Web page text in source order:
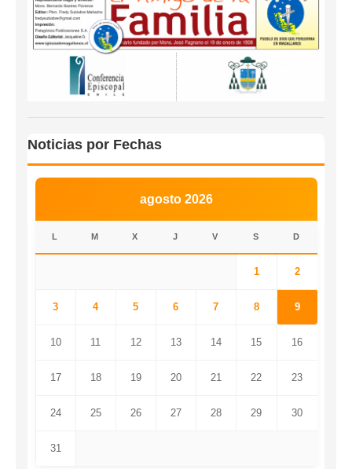
Noticias por Fechas
agosto 2026
L M X J V S D
1 2
3 4 5 6 7 8 9
10 11 12 13 14 15 16
17 18 19 20 21 22 23
24 25 26 27 28 29 30
31